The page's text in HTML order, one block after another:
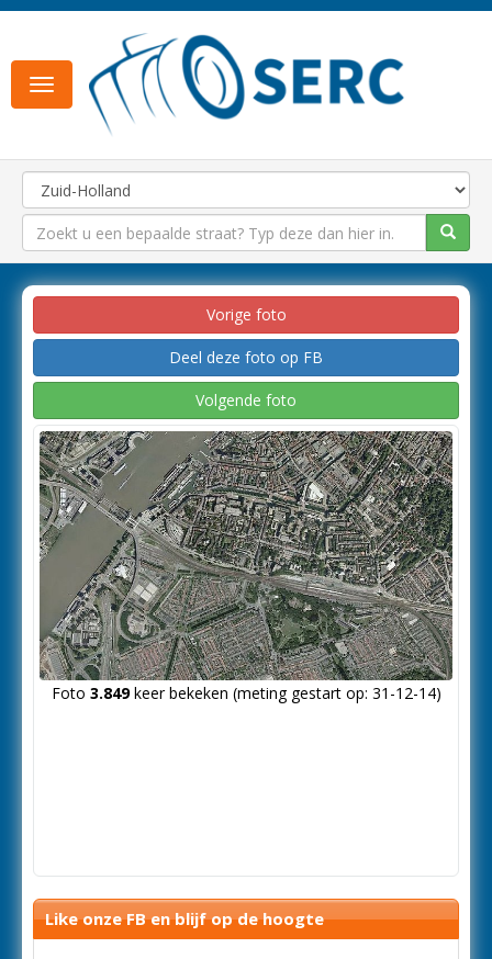
Toggle
navigation
Vorige foto
Deel deze foto op FB
Volgende foto
Foto 3.849keer bekeken (meting gestart op: 31-12-14)
Like onze FB en blijf op de hoogte